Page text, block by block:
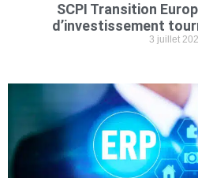
SCPI Transition
d’investissement
3 juillet